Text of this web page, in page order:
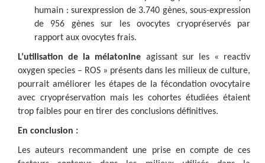
humain : surexpression de 3.740 gènes, sous-expression
de 956 gènes sur les ovocytes cryopréservés par
rapport aux ovocytes frais.
L’utilisation de la mélatonine agissant sur les « reactiv
oxygen species – ROS » présents dans les milieux de culture,
pourrait améliorer les étapes de la fécondation ovocytaire
avec cryopréservation mais les cohortes étudiées étaient
trop faibles pour en tirer des conclusions définitives.
En conclusion :
Les auteurs recommandent une prise en compte de ces